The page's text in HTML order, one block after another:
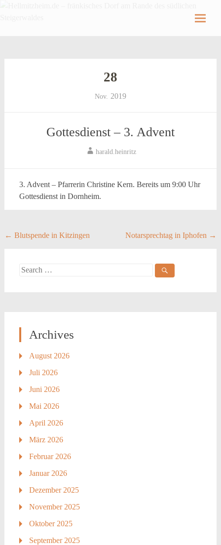
Hellmitzheim.de – fränkisches Dorf am Rande
28
Nov. 2019
Gottesdienst – 3. Advent
harald.heinritz
3. Advent – Pfarrerin Christine Kern. Bereits um 9:00 Uhr
Gottesdienst in Dornheim.
Post
← Blutspende in Kitzingen Notarsprechtag in Iphofen →
Search
Archives
August 2026
Juli 2026
Juni 2026
Mai 2026
April 2026
März 2026
Februar 2026
Januar 2026
Dezember 2025
November 2025
Oktober 2025
September 2025